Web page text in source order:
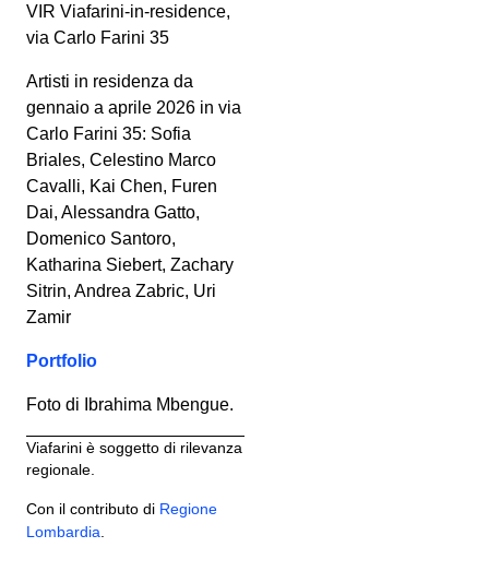
VIR Viafarini-in-residence,
via Carlo Farini 35
Artisti in residenza da
gennaio a aprile 2026 in via
Carlo Farini 35: Sofia
Briales, Celestino Marco
Cavalli, Kai Chen, Furen
Dai, Alessandra Gatto,
Domenico Santoro,
Katharina Siebert, Zachary
Sitrin, Andrea Zabric, Uri
Zamir
Portfolio
Foto di Ibrahima Mbengue.
Viafarini è soggetto di rilevanza
regionale.
Con il contributo di Regione
Lombardia